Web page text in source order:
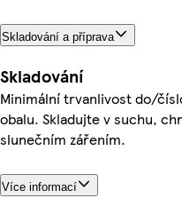
Skladování a příprava
Skladování
Minimální trvanlivost do/
obalu. Skladujte v suchu,
slunečním zářením.
Více informací